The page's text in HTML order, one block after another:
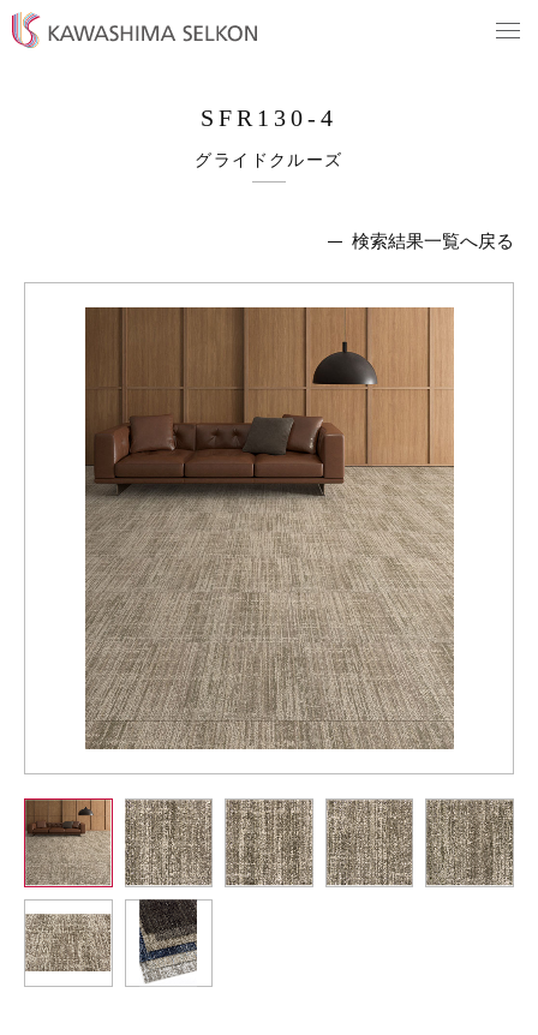
SFR130-4
グライドクルーズ
検索結果一覧へ戻る